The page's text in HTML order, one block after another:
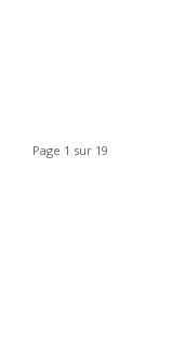
Page 1 sur 19